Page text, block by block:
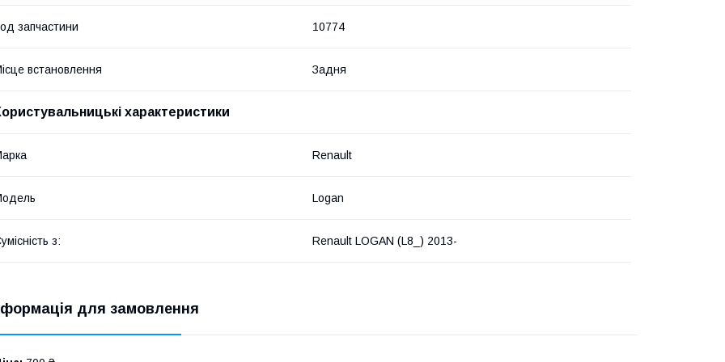
запчастини 10774
встановлення Задня
характеристики
Renault
Logan
з: Renault LOGAN (L8_) 2013-
для замовлення